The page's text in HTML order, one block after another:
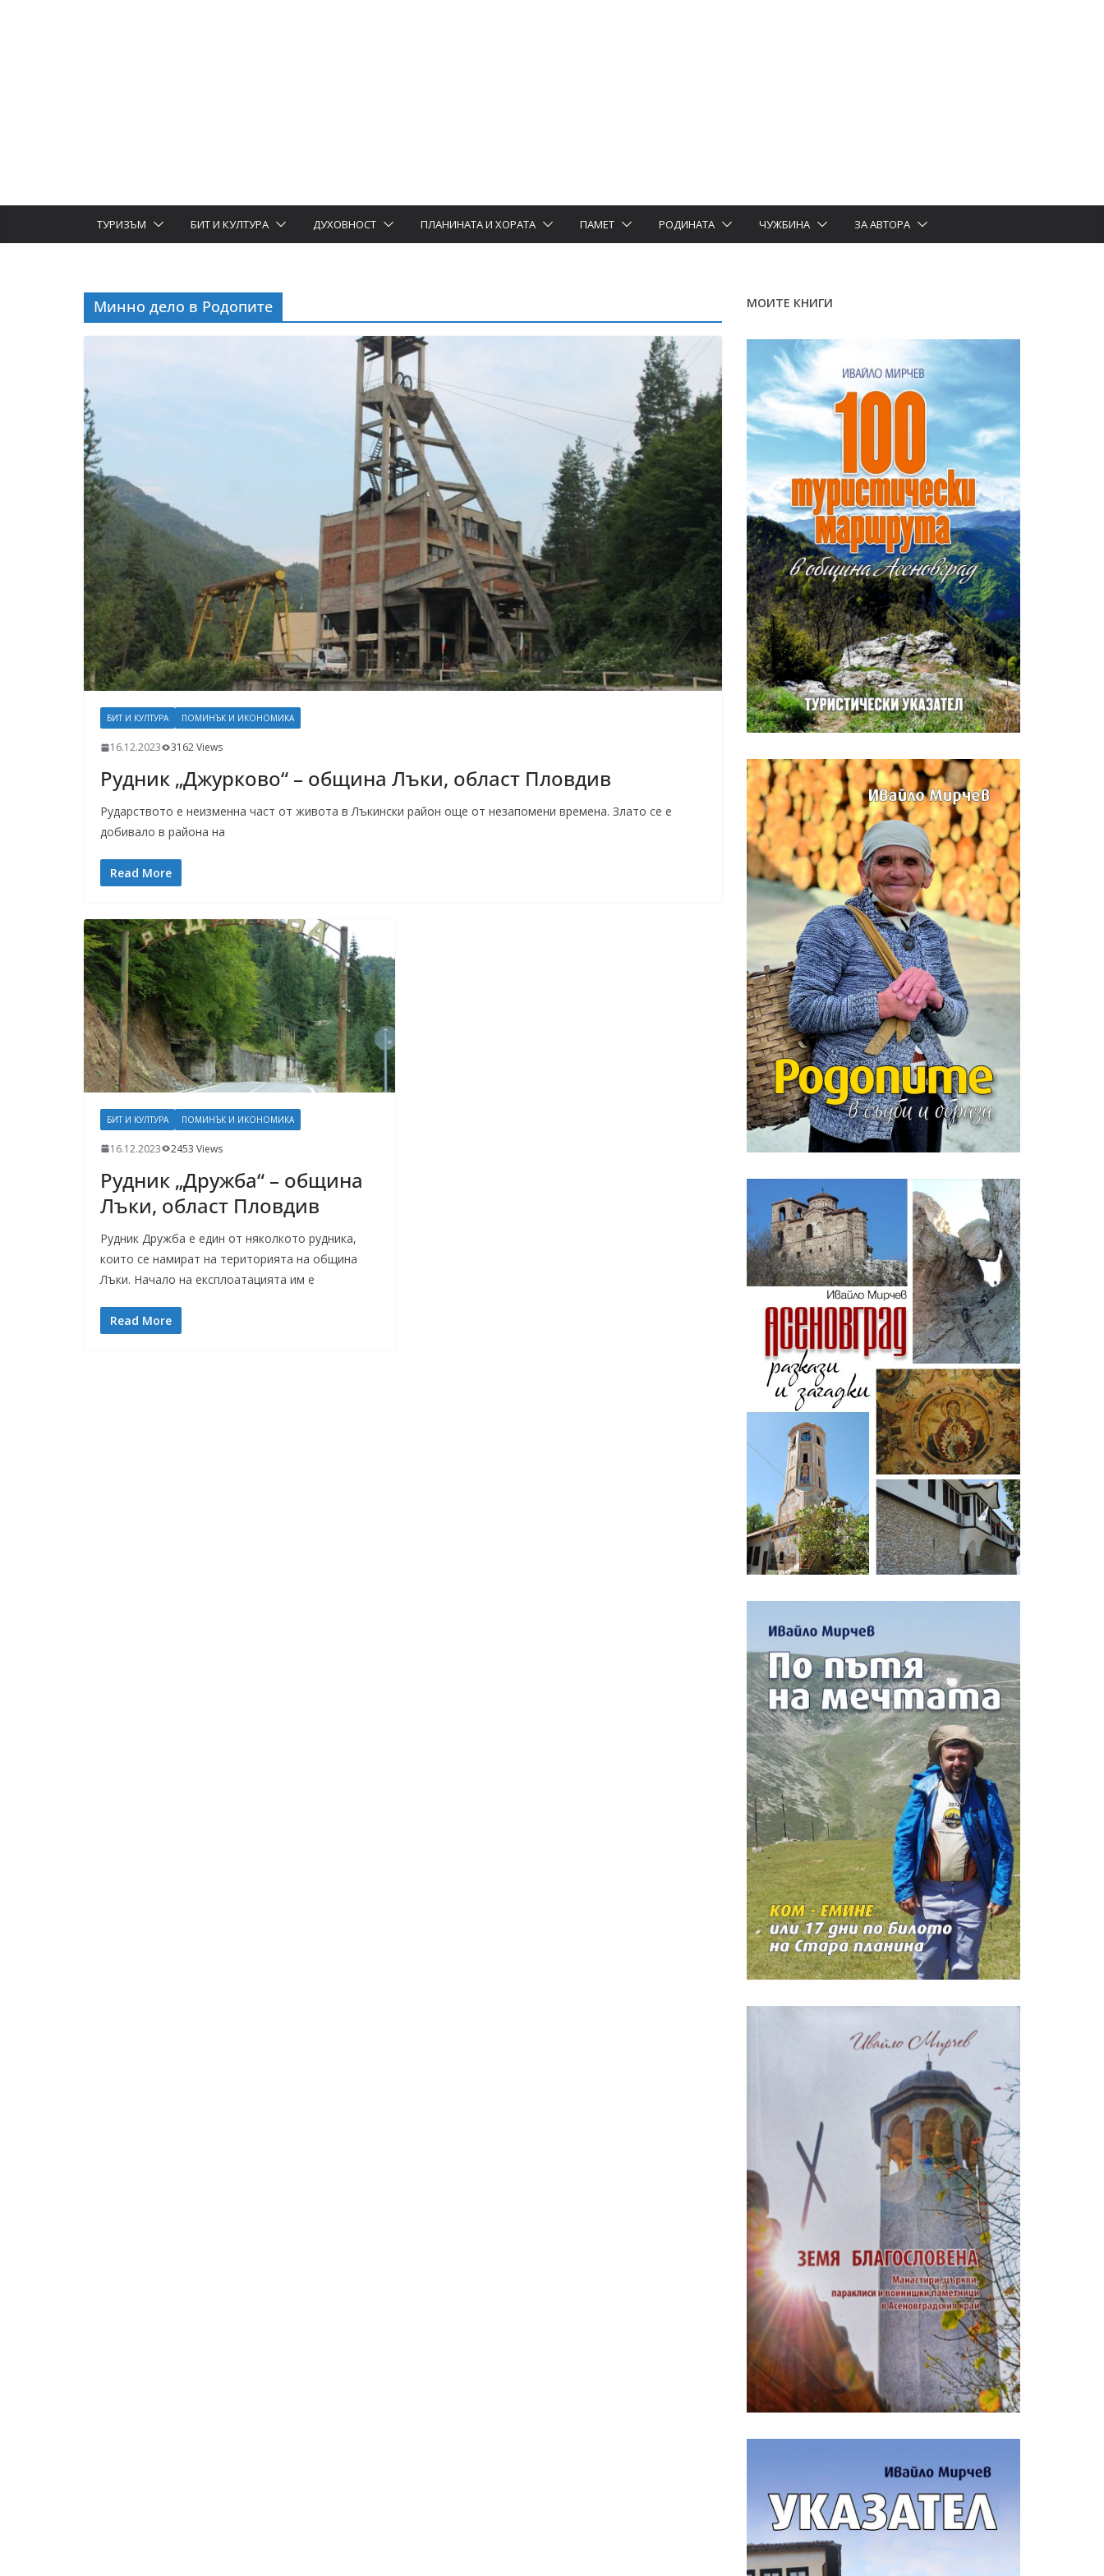
ТУРИЗЪМ БИТ И КУЛТУРА ДУХОВНОСТ ПЛАНИНАТА И ХОРАТА ПАМЕТ РОДИНАТА ЧУЖБИНА ЗА АВТОРА
Минно дело в Родопите
БИТ И КУЛТУРА ПОМИНЪК И ИКОНОМИКА
16.12.2023 3162 Views
Рудник „Джурково“ – община Лъки, област Пловдив
Рударството е неизменна част от живота в Лъкински район още от незапомени времена. Злато се е
добивало в района на
Read More
БИТ И КУЛТУРА ПОМИНЪК И ИКОНОМИКА
16.12.2023 2453 Views
Рудник „Дружба“ – община
Лъки, област Пловдив
Рудник Дружба е един от няколкото рудника,
които се намират на територията на община
Лъки. Начало на експлоатацията им е
Read More
МОИТЕ КНИГИ